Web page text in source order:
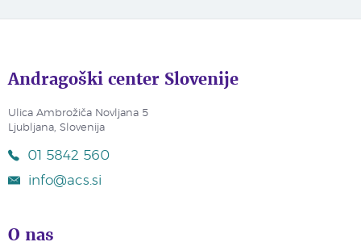
Andragoški center Slovenije
Ulica Ambrožiča Novljana 5
Ljubljana, Slovenija
01 5842 560
info@acs.si
O nas